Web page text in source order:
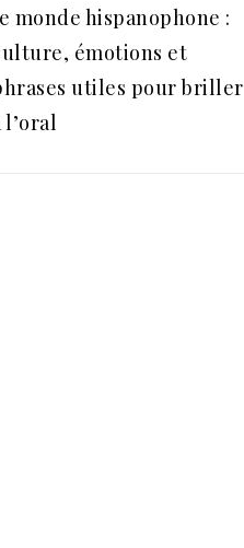
monde hispanophone :
émotions et
utiles pour briller
l’oral